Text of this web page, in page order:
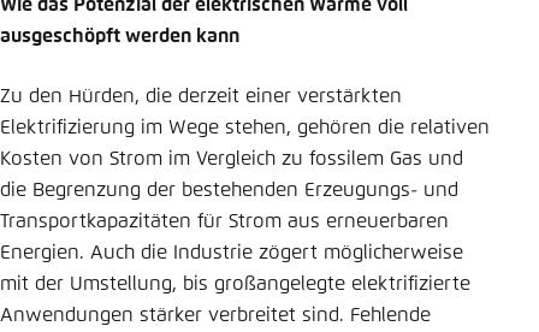
Wie das Potenzial der elektrischen Wärme voll
ausgeschöpft werden kann
Zu den Hürden, die derzeit einer verstärkten
Elektrifizierung im Wege stehen, gehören die relativen
Kosten von Strom im Vergleich zu fossilem Gas und
die Begrenzung der bestehenden Erzeugungs- und
Transportkapazitäten für Strom aus erneuerbaren
Energien. Auch die Industrie zögert möglicherweise
mit der Umstellung, bis großangelegte elektrifizierte
Anwendungen stärker verbreitet sind. Fehlende